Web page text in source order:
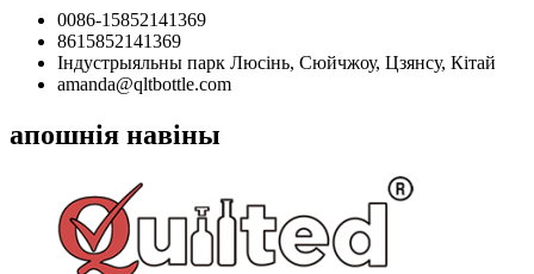
0086-15852141369
8615852141369
Індустрыяльны парк Люсінь, Сюйчжоу, Цзянсу, Кітай
amanda@qltbottle.com
апошнія навіны